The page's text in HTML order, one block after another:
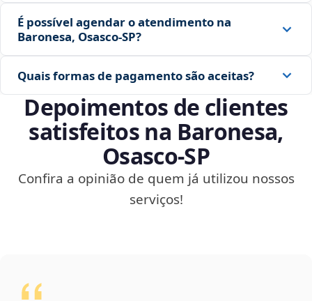
É possível agendar o atendimento na
Baronesa, Osasco‑SP?
Quais formas de pagamento são aceitas?
Depoimentos de clientes
satisfeitos na Baronesa,
Osasco‑SP
Confira a opinião de quem já utilizou nossos
serviços!